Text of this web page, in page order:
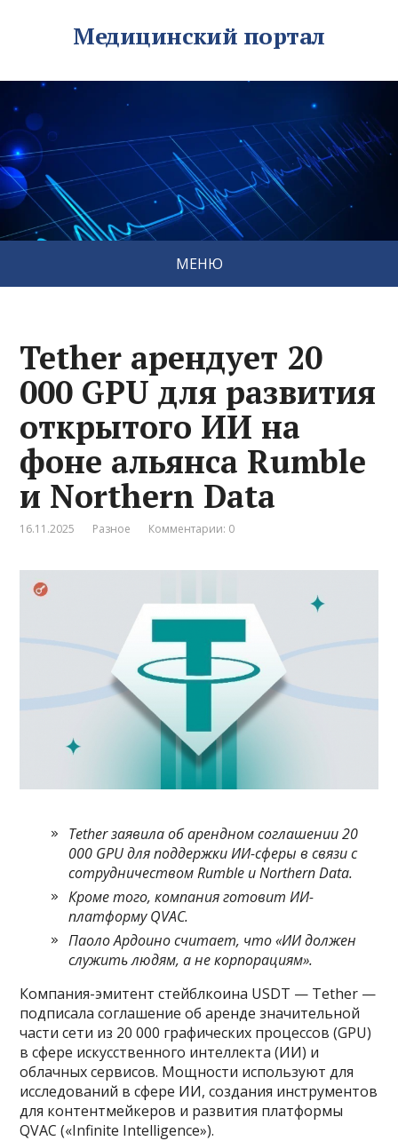
Медицинский портал
МЕНЮ
Tether арендует 20
000 GPU для развития
открытого ИИ на
фоне альянса Rumble
и Northern Data
16.11.2025 Разное Комментарии: 0
Tether заявила об арендном соглашении 20
000 GPU для поддержки ИИ-сферы в связи с
сотрудничеством Rumble и Northern Data.
Кроме того, компания готовит ИИ-
платформу QVAC.
Паоло Ардоино считает, что«ИИ должен
служить людям, а не корпорациям».
Компания-эмитент стейблкоина USDT — Tether —
подписала соглашение об аренде значительной
части сети из 20 000 графических процессов (GPU)
в сфере искусственного интеллекта (ИИ) и
облачных сервисов. Мощности используют для
исследований в сфере ИИ, создания инструментов
для контентмейкеров и развития платформы
QVAC («Infinite Intelligence»).